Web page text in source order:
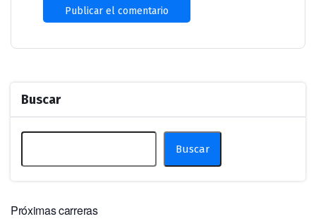
Buscar
Buscar
Próximas carreras